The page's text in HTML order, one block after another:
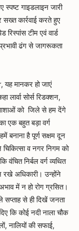
स्पष्ट गाइडलाइन जारी
कार्रवाई करते हुए
रिस्पांस टीम एवं वार्ड
ढंग से जागरूकता
मानकर हो जाएं
लार्वा सोर्स रिडक्शन,
आशाओं को जिले से हम देंगे
एक बहुत बड़ा वर्ग
बनाना है पूर्ण सक्षम दून
व नगर निगम को
निर्बल वर्ग व्यथित
रखे अधिकारी। उन्होंने
में न हो रोग ग्रसित।
से ही दिखें जनता
कि कोई नदी नाला चौक
नालियों की सफाई,